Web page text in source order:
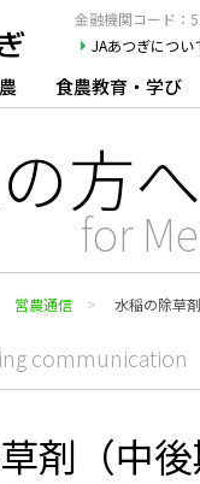
金融機関コード：
JAあつぎについ
食農教育・学び
方へ
for
営農通信 水稲の除草
communication
剤（中